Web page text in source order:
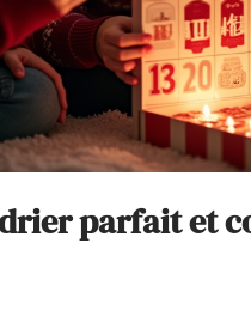
parfait et